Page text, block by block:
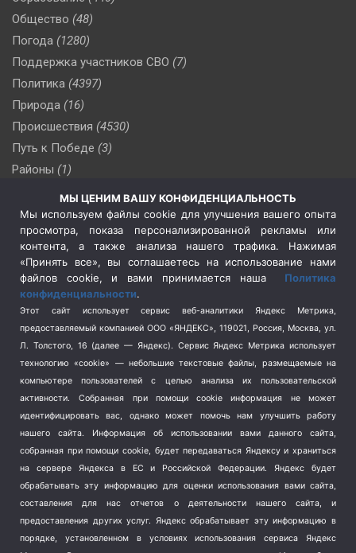
Общество (48)
Погода (1280)
Поддержка участников СВО (7)
Политика (4397)
Природа (16)
Происшествия (4530)
Путь к Победе (3)
Районы (1)
Сельское хозяйство (3)
Социальная политика
(3)
Спецоперация в Украине
Спецоперация на Украине
(404)
Спорт (740)
Терроризм (1)
Транспорт (262)
Туризм (178)
Флот (76)
Школа и спорт (2)
Экология (8)
Экономика (1172)
МЫ ЦЕНИМ ВАШУ КОНФИДЕНЦИАЛЬНОСТЬ
Мы используем файлы cookie для улучшения вашего опыта
просмотра, показа персонализированной рекламы или
контента, а также анализа нашего трафика. Нажимая
«Принять все», вы соглашаетесь на использование нами
файлов cookie, и вами принимается наша Политика
конфиденциальности.
Этот сайт использует сервис веб-аналитики Яндекс Метрика,
предоставляемый компанией ООО «ЯНДЕКС», 119021, Россия, Москва, ул.
Л. Толстого, 16 (далее — Яндекс). Сервис Яндекс Метрика использует
технологию «cookie» — небольшие текстовые файлы, размещаемые на
компьютере пользователей с целью анализа их пользовательской
активности.
Собранная при помощи cookie информация не может
идентифицировать вас, однако может помочь нам улучшить работу
нашего сайта. Информация об использовании вами данного сайта,
собранная при помощи cookie, будет передаваться Яндексу и храниться
на сервере Яндекса в ЕС и Российской Федерации. Яндекс будет
обрабатывать эту информацию для оценки использования вами сайта,
составления для нас отчетов о деятельности нашего сайта, и
предоставления других услуг. Яндекс обрабатывает эту информацию в
порядке, установленном в условиях использования сервиса Яндекс